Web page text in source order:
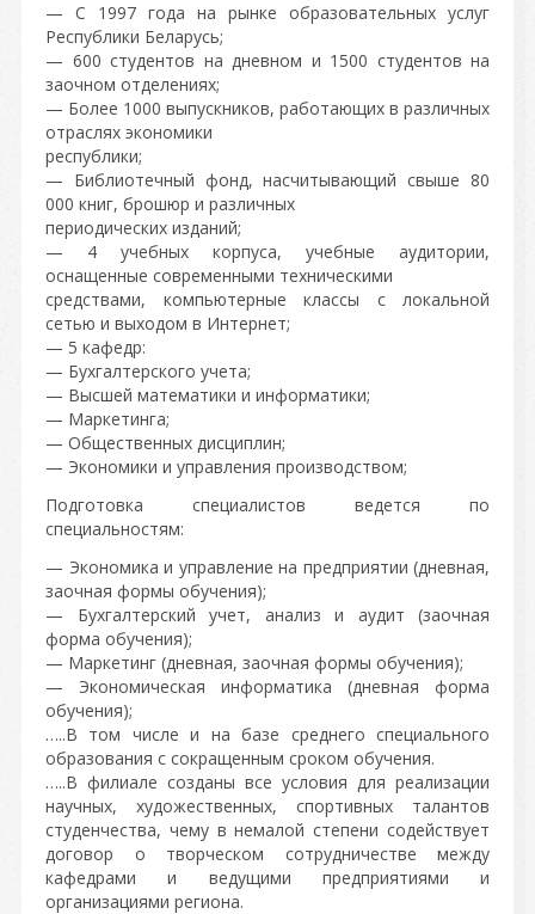
— С 1997 года на рынке образовательных услуг
Республики Беларусь;
— 600 студентов на дневном и 1500 студентов на
заочном отделениях;
— Более 1000 выпускников, работающих в различных
отраслях экономики
республики;
— Библиотечный фонд, насчитывающий свыше 80
000 книг, брошюр и различных
периодических изданий;
— 4 учебных корпуса, учебные аудитории,
оснащенные современными техническими
средствами, компьютерные классы с локальной
сетью и выходом в Интернет;
— 5 кафедр:
— Бухгалтерского учета;
— Высшей математики и информатики;
— Маркетинга;
— Общественных дисциплин;
— Экономики и управления производством;
Подготовка специалистов ведется по
специальностям:
— Экономика и управление на предприятии (дневная,
заочная формы обучения);
— Бухгалтерский учет, анализ и аудит (заочная
форма обучения);
— Маркетинг (дневная, заочная формы обучения);
— Экономическая информатика (дневная форма
обучения);
…..В том числе и на базе среднего специального
образования с сокращенным сроком обучения.
…..В филиале созданы все условия для реализации
научных, художественных, спортивных талантов
студенчества, чему в немалой степени содействует
договор о творческом сотрудничестве между
кафедрами и ведущими предприятиями и
организациями региона.